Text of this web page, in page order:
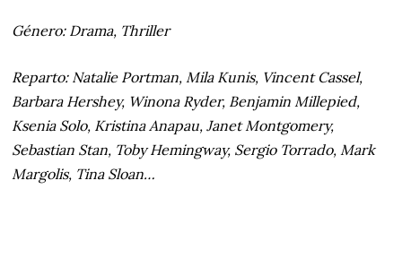
Género: Drama, Thriller
Reparto: Natalie Portman, Mila Kunis, Vincent Cassel,
Barbara Hershey, Winona Ryder, Benjamin Millepied,
Ksenia Solo, Kristina Anapau, Janet Montgomery,
Sebastian Stan, Toby Hemingway, Sergio Torrado, Mark
Margolis, Tina Sloan…